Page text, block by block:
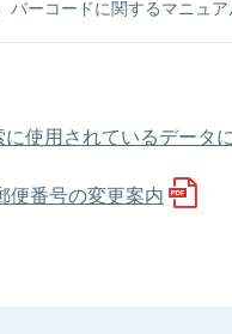
バーコードに関するマニュア
使用されているデータ
便番号の変更案内